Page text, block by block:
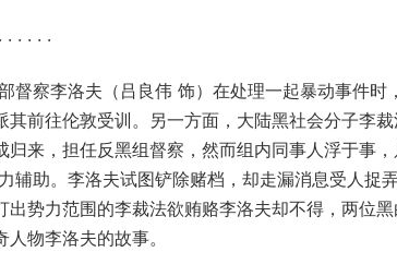
· · · ·
督察李洛夫（吕良伟 饰）在处理一起暴动事件
其前往伦敦受训。另一方面，大陆黑社会分子李
归来，担任反黑组督察，然而组内同事人浮于事
辅助。李洛夫试图铲除赌档，却走漏消息受人捉
出势力范围的李裁法欲贿赂李洛夫却不得，两位
物李洛夫的故事。